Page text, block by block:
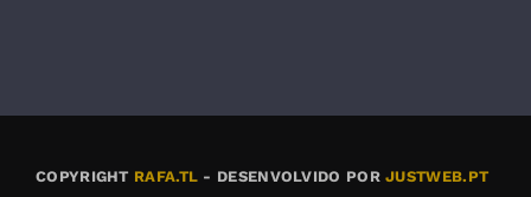
COPYRIGHT RAFA.TL - DESENVOLVIDO PORJUSTWEB.PT